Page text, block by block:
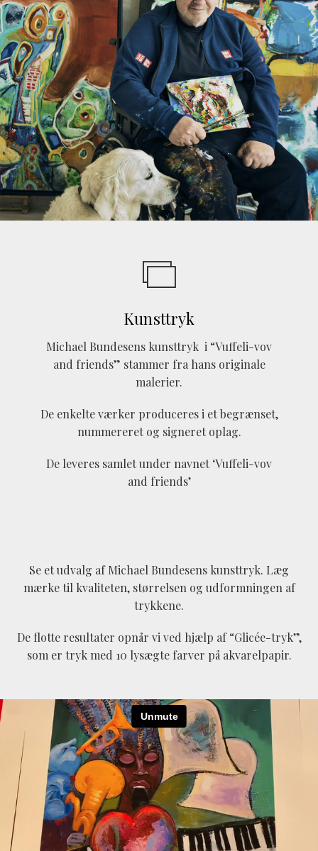
Kunsttryk
Michael Bundesens kunsttryk i “Vuffeli-vov
and friends” stammer fra hans originale
malerier.
De enkelte værker produceres i et begrænset,
nummereret og signeret oplag.
De leveres samlet under navnet ‘Vuffeli-vov
and friends’
Se et udvalg af Michael Bundesens kunsttryk. Læg
mærke til kvaliteten, størrelsen og udformningen af
trykkene.
De flotte resultater opnår vi ved hjælp af “Glicée-tryk”,
som er tryk med 10 lysægte farver på akvarelpapir.